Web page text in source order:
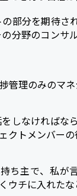
部分を期待
分野のコン
理のみのマ
しなければ
トメンバー
ち主で、私
ウチに入れた